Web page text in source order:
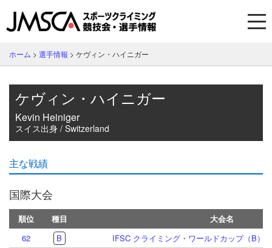
ホーム > 選手情報 > ケヴィン・ハイニガー
ケヴィン・ハイニガー
Kevin Heiniger
スイス出身 / Switzerland
主な戦績
国際大会
順位 種目
大会名
62
B
IFSC クライミング・ワールドカップ（B）